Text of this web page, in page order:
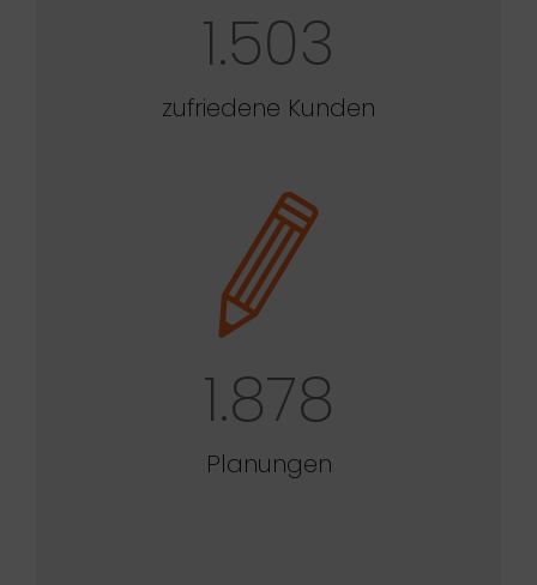
1.503
zufriedene Kunden
1.878
Planungen